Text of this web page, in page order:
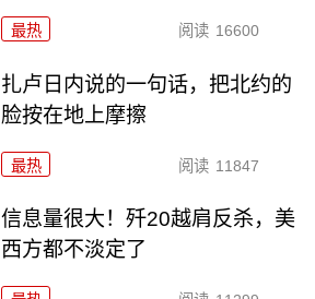
最热 阅读 16600
扎卢日内说的一句话，把北约的
脸按在地上摩擦
最热 阅读 11847
信息量很大！歼20越肩反杀，美
西方都不淡定了